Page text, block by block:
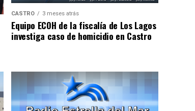
CASTRO 3 meses atrás
Equipo ECOH de la fiscalía de Los Lagos
investiga caso de homicidio en Castro